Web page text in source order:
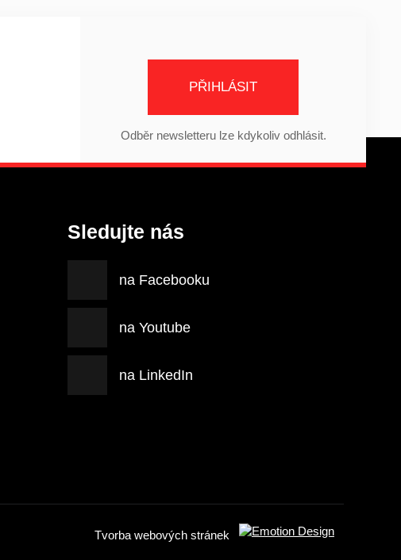
PŘIHLÁSIT
Odběr newsletteru lze kdykoliv odhlásit.
Sledujte nás
na Facebooku
na Youtube
na LinkedIn
Tvorba webových stránek